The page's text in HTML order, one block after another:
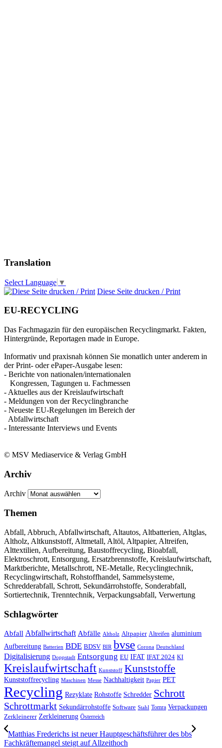
Translation
Select Language ▼
Diese Seite drucken / Print
EU-RECYCLING
Das Fachmagazin für den europäischen Recyclingmarkt. Fakten,
Hintergründe, Reportagen made in Europe.
Informativ und praxisnah können Sie monatlich unter anderem in
der Print- oder ePaper-Ausgabe lesen:
- Berichte von nationalen/internationalen
Kongressen, Tagungen u. Fachmessen
- Aktuelles aus der Kreislaufwirtschaft
- Meldungen von der Recyclingbranche
- Neueste EU-Regelungen im Bereich der
Abfallwirtschaft
- Interessante Interviews und Events
© MSV Mediaservice & Verlag GmbH
Archiv
Archiv
Themen
Abfall, Abbruch, Abfallwirtschaft, Altautos, Altbatterien, Altglas,
Altholz, Altkunststoff, Altmetall, Altöl, Altpapier, Altreifen,
Alttextilien, Aufbereitung, Baustoffrecycling, Bioabfall,
Elektroschrott, Entsorgung, Ersatzbrennstoffe, Kreislaufwirtschaft,
Marktberichte, Metallschrott, NE-Metalle, Recyclingtechnik,
Recyclingwirtschaft, Rohstoffhandel, Sammelsysteme,
Schredderabfall, Schrott, Sekundärrohstoffe, Sonderabfall,
Sortiertechnik, Trenntechnik, Verpackungsabfall, Verwertung
Schlagwörter
Abfall Abfallwirtschaft Abfälle Altholz Altpapier Altreifen aluminium
Aufbereitung Batterien BDE BDSV BIR bvse Corona Deutschland
Digitalisierung Doppstadt Entsorgung EU IFAT IFAT 2024 KI
Kreislaufwirtschaft Kunststoff Kunststoffe
Kunststoffrecycling Maschinen Messe Nachhaltigkeit Papier PET
Recycling Rezyklate Rohstoffe Schredder Schrott
Schrottmarkt Sekundärrohstoffe Software Stahl Tomra Verpackungen
Zerkleinerer Zerkleinerung Österreich
Matthias Frederichs ist neuer Hauptgeschäftsführer des bbs
Fachkräftemangel steigt auf Allzeithoch